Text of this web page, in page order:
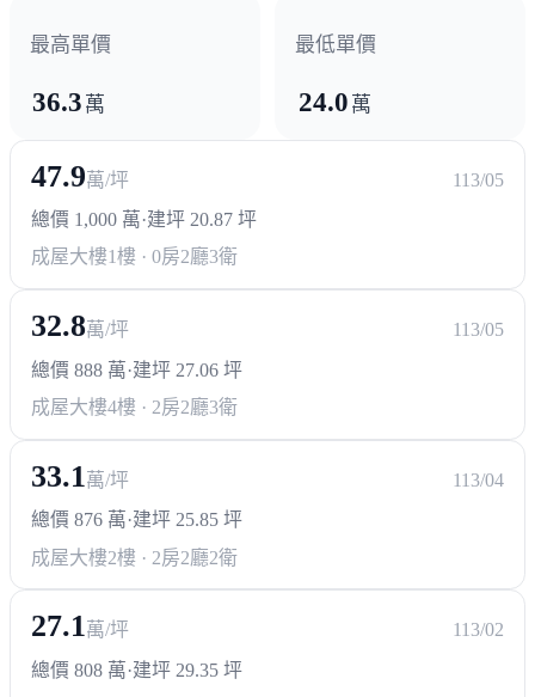
最高單價
36.3 萬
最低單價
24.0 萬
47.9萬/坪
113/05
總價 1,000 萬·建坪 20.87 坪
成屋大樓1樓 · 0房2廳3衛
32.8萬/坪
113/05
總價 888 萬·建坪 27.06 坪
成屋大樓4樓 · 2房2廳3衛
33.1萬/坪
113/04
總價 876 萬·建坪 25.85 坪
成屋大樓2樓 · 2房2廳2衛
27.1萬/坪
113/02
總價 808 萬·建坪 29.35 坪